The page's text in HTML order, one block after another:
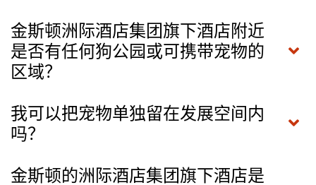
金斯顿洲际酒店集团旗下酒店附近
是否有任何狗公园或可携带宠物的
区域？
我可以把宠物单独留在发展空间内
吗？
金斯顿的洲际酒店集团旗下酒店是